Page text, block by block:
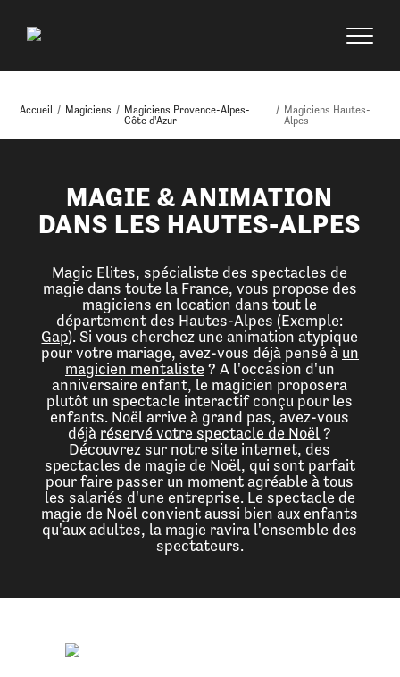
Accueil / Magiciens / Magiciens Provence-Alpes-
Côte d'Azur
/ Magiciens Hautes-
Alpes
MAGIE & ANIMATION
DANS LES HAUTES-ALPES
Magic Elites, spécialiste des spectacles de
magie dans toute la France, vous propose des
magiciens en location dans tout le
département des Hautes-Alpes (Exemple:
Gap). Si vous cherchez une animation atypique
pour votre mariage, avez-vous déjà pensé à un
magicien mentaliste? A l'occasion d'un
anniversaire enfant, le magicien proposera
plutôt un spectacle interactif conçu pour les
enfants. Noël arrive à grand pas, avez-vous
déjà réservé votre spectacle de Noël?
Découvrez sur notre site internet, des
spectacles de magie de Noël, qui sont parfait
pour faire passer un moment agréable à tous
les salariés d'une entreprise. Le spectacle de
magie de Noël convient aussi bien aux enfants
qu'aux adultes, la magie ravira l'ensemble des
spectateurs.